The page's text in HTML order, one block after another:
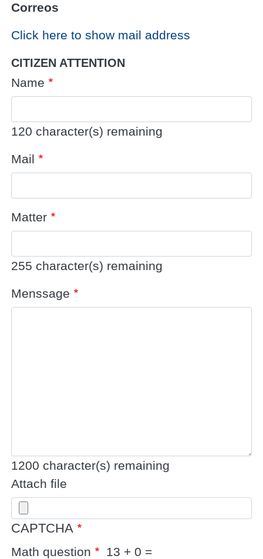
Correos
Click here to show mail address
CITIZEN ATTENTION
Name
120 character(s) remaining
Mail
Matter
255 character(s) remaining
Menssage
1200 character(s) remaining
Attach file
CAPTCHA
Math question 13 + 0 =